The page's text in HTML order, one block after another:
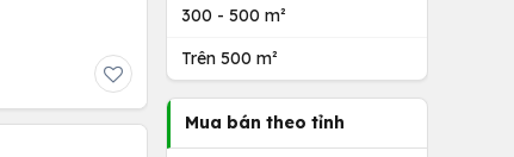
300 - 500 m²
Trên 500 m²
Mua bán theo tỉnh